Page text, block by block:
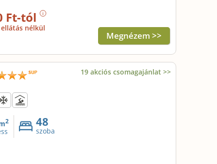
Ft-tól
ellátás nélkül
Megnézem >>
19 akciós csomagajánlat >>
2 48
szoba